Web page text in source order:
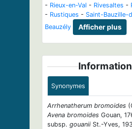
- Rieux-en-Val - Rivesaltes -
- Rustiques - Saint-Bauzille-
Beauzély
Afficher plus
Synonymes
Arrhenatherum bromoides
Avena bromoides Gouan,
subsp. gouanii St.-Yves,